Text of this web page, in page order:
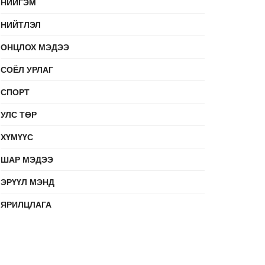
НИЙТЛЭЛ
ОНЦЛОХ МЭДЭЭ
СОЁЛ УРЛАГ
СПОРТ
УЛС ТӨР
ХҮМҮҮС
ШАР МЭДЭЭ
ЭРҮҮЛ МЭНД
ЯРИЛЦЛАГА